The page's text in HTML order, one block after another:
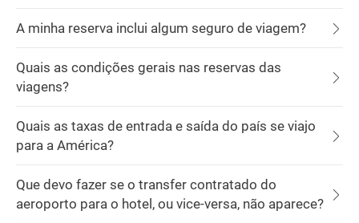
A minha reserva inclui algum seguro de viagem?
Quais as condições gerais nas reservas das
viagens?
Quais as taxas de entrada e saída do país se viajo
para a América?
Que devo fazer se o transfer contratado do
aeroporto para o hotel, ou vice-versa, não aparece?